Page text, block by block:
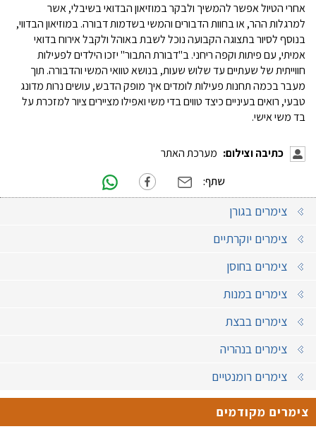
צימרים בגורן
צימרים יוקרתיים
צימרים בחוסן
צימרים במנות
צימרים בבצת
צימרים בנהריה
צימרים רומנטיים
צימרים מקודמים
כתיבה וצילום: מערכת האתר
שתף:
אחרי הטיול אפשר להמשיך ולבקר במוזיאון הבדואי בשיבלי, אשר
למרגלות ההר, או בחוות הדבורים והמשי בשדמות דבורה. במוזיאון הבדווי,
בנוסף לסיור בתצוגה הקבועה נוכל לשבת באוהל ולקבל אירוח בדואי
אמיתי, עם פיתות וקפה ריחני. ב"דבורת התבור" יזכו הילדים לפעילות
חווייתית של שעתיים עד שלוש שעות, בנושא טוואי המשי והדבורה. תוך
מעבר בכמה תחנות פעילות לומדים איך מופק הדבש, עושים נרות מדונג
טבעי, רואים בעיניים כיצד טווים בדי משי ואפילו מציירים ציור למזכרת על
בד משי אישי.